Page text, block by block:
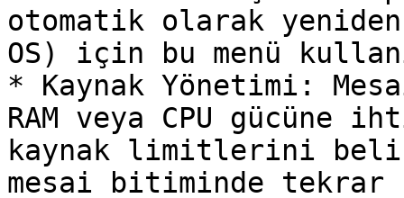
otomatik olarak
OS) için bu menü
* Kaynak Yönetimi:
RAM veya CPU gücüne
kaynak limitlerini
mesai bitiminde